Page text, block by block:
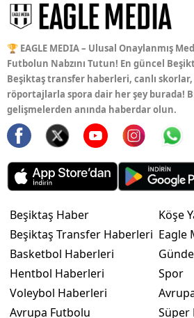
🏆 EAGLE MEDIA – Ulusal Onaylanmış
Futbolun Nabzını Tutun! En güncel
Beşiktaş transfer haberleri, canlı skorlar,
röportajlarla spora dair her şey burada!
gelişmelerden anında haberdar olun.
Beşiktaş Haber
Beşiktaş Transfer Haberleri
Basketbol Haberleri
Hentbol Haberleri
Voleybol Haberleri
Avrupa Futbolu
Köşe
Eagle
Spor
Süper